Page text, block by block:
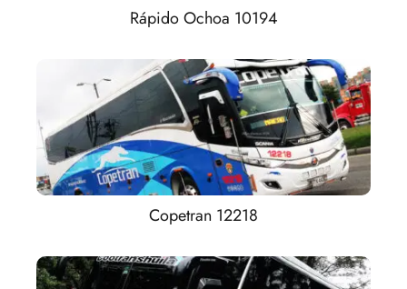
Rápido Ochoa 10194
Copetran 12218